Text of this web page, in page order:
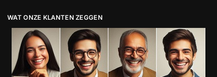
WAT ONZE KLANTEN ZEGGEN